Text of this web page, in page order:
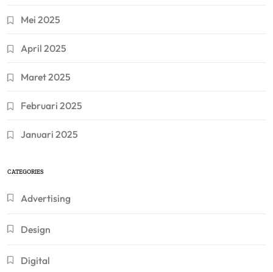
Mei 2025
April 2025
Maret 2025
Februari 2025
Januari 2025
CATEGORIES
Advertising
Design
Digital